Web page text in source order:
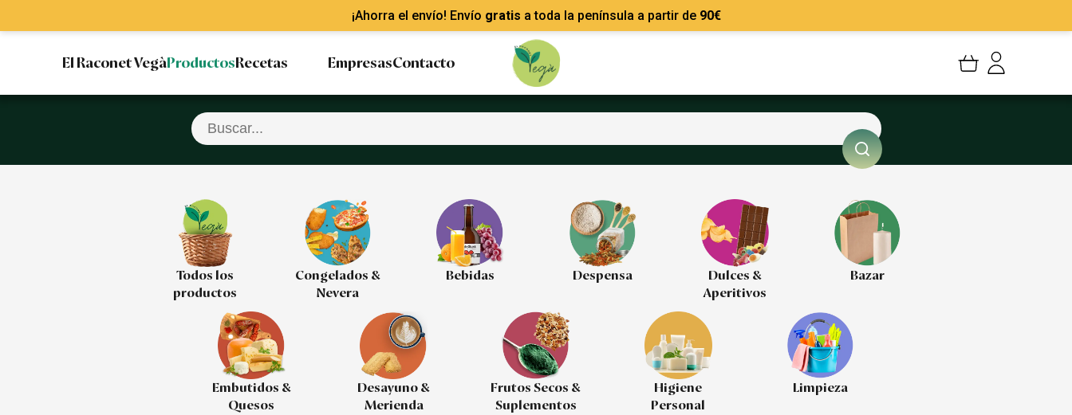
¡Ahorra el envío! Envío gratis a toda la península a partir de 90€
El Raconet VegàProductosRecetas EmpresasContacto
Cerrar sesión
Todos los
productos
Congelados &
Nevera
Bebidas Despensa
Dulces &
Aperitivos
Bazar
Embutidos &
Quesos
Desayuno &
Merienda
Frutos Secos &
Suplementos
Higiene
Personal
Limpieza